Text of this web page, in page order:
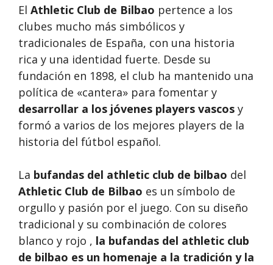
El Athletic Club de Bilbao pertence a los
clubes mucho más simbólicos y
tradicionales de España, con una historia
rica y una identidad fuerte. Desde su
fundación en 1898, el club ha mantenido una
política de «cantera» para fomentar y
desarrollar a los jóvenes players vascos y
formó a varios de los mejores players de la
historia del fútbol español.
La bufandas del athletic club de bilbao del
Athletic Club de Bilbao es un símbolo de
orgullo y pasión por el juego. Con su diseño
tradicional y su combinación de colores
blanco y rojo , la bufandas del athletic club
de bilbao es un homenaje a la tradición y la